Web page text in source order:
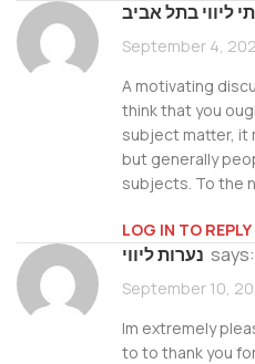
ליווי בתל אביב
September 4,
A motivating
think that you
subject matter, it
but generally
subjects. To the
LOG IN TO REPLY
נערות ליווי says:
September 10,
Im extremely
to to thank you